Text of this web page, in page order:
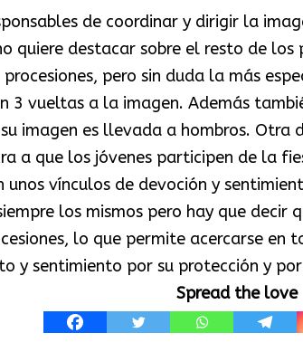
de coordinar y dirigir la
quiere destacar sobre el resto de
pero sin duda la más
3 vueltas a la imagen. Además
imagen es llevada a hombros. Otra
a que los jóvenes participen de la
unos vínculos de devoción y
los mismos pero hay que
lo que permite acercarse
y sentimiento por su protección y
Spread the love